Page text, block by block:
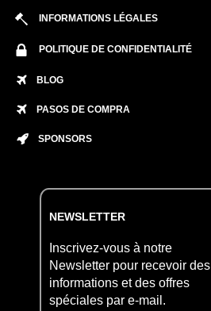
INFORMATIONS LÉGALES
POLITIQUE DE CONFIDENTIALITÉ
BLOG
PASOS DE COMPRA
SPONSORS
NEWSLETTER
Inscrivez-vous à notre
Newsletter pour recevoir des
informations et des offres
spéciales par e-mail.